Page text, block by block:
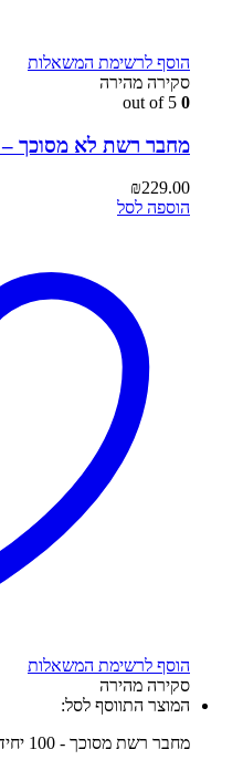
הוסף לרשימת המשאלות
סקירה מהירה
0
מחבר רשת לא מסוכך – 100 יחידות
₪229.00
הוספה לסל
הוסף לרשימת המשאלות
סקירה מהירה
המוצר התווסף לסל:
מחבר רשת מסוכך - 100 יחידות